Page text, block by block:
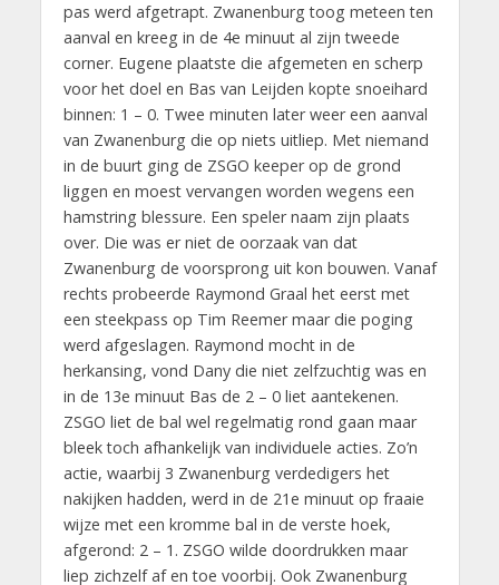
pas werd afgetrapt. Zwanenburg toog meteen ten
aanval en kreeg in de 4e minuut al zijn tweede
corner. Eugene plaatste die afgemeten en scherp
voor het doel en Bas van Leijden kopte snoeihard
binnen: 1 – 0. Twee minuten later weer een aanval
van Zwanenburg die op niets uitliep. Met niemand
in de buurt ging de ZSGO keeper op de grond
liggen en moest vervangen worden wegens een
hamstring blessure. Een speler naam zijn plaats
over. Die was er niet de oorzaak van dat
Zwanenburg de voorsprong uit kon bouwen. Vanaf
rechts probeerde Raymond Graal het eerst met
een steekpass op Tim Reemer maar die poging
werd afgeslagen. Raymond mocht in de
herkansing, vond Dany die niet zelfzuchtig was en
in de 13e minuut Bas de 2 – 0 liet aantekenen.
ZSGO liet de bal wel regelmatig rond gaan maar
bleek toch afhankelijk van individuele acties. Zo’n
actie, waarbij 3 Zwanenburg verdedigers het
nakijken hadden, werd in de 21e minuut op fraaie
wijze met een kromme bal in de verste hoek,
afgerond: 2 – 1. ZSGO wilde doordrukken maar
liep zichzelf af en toe voorbij. Ook Zwanenburg